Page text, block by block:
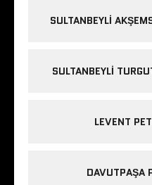
SULTANBEYLI
SULTANBEYLI
LEVENT
DAVUTPAŞA